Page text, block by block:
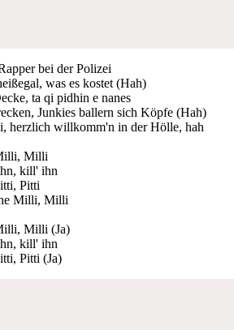
bei der Polizei
was es kostet (Hah)
ta qi pidhin e nanes
Junkies ballern sich Köpfe (Hah)
herzlich willkomm'n in der Hölle, hah
Milli
kill' ihn
Pitti
Milli, Milli
Milli (Ja)
kill' ihn
Pitti (Ja)